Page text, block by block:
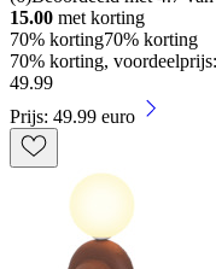
15.00 met korting
70% korting70% korting
70% korting,
49.99
Prijs: 49.99 euro